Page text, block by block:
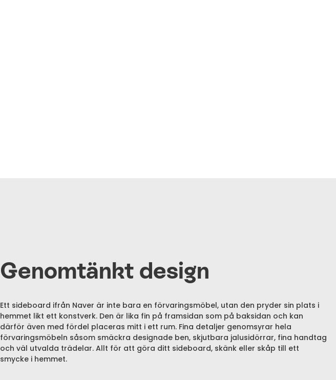
Genomtänkt design
Ett sideboard ifrån Naver är inte bara en förvaringsmöbel, utan den pryder sin plats i
hemmet likt ett konstverk. Den är lika fin på framsidan som på baksidan och kan
därför även med fördel placeras mitt i ett rum. Fina detaljer genomsyrar hela
förvaringsmöbeln såsom smäckra designade ben, skjutbara jalusidörrar, fina handtag
och väl utvalda trädelar. Allt för att göra ditt sideboard, skänk eller skåp till ett
smycke i hemmet.